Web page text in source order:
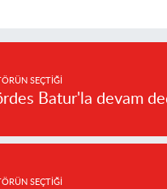
SEÇTIĞI
Batur'la devam
SEÇTIĞI